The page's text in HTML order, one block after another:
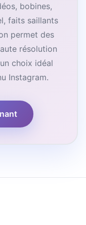
bobines,
faits saillants
permet des
résolution
choix idéal
Instagram.